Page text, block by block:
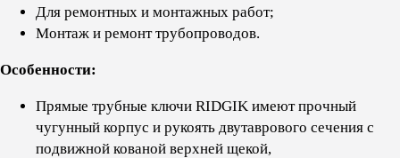
Для ремонтных и монтажных работ;
Монтаж и ремонт трубопроводов.
Особенности:
Прямые трубные ключи RIDGIK имеют прочный
чугунный корпус и рукоять двутаврового сечения с
подвижной кованой верхней щекой,